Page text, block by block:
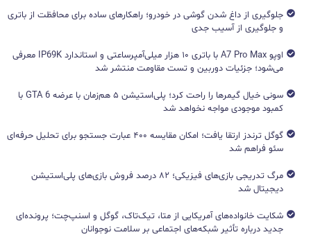
جلوگیری از داغ شدن گوشی در خودرو؛ راهکارهای ساده برای محافظت از باتری
و جلوگیری از آسیب جدی
اوپو A7 Pro Max با باتری ۱۰ هزار میلی‌آمپرساعتی و استاندارد IP69K معرفی
می‌شود؛ جزئیات دوربین و تست مقاومت منتشر شد
سونی خیال گیمرها را راحت کرد؛ پلی‌استیشن ۵ هم‌زمان با عرضه GTA 6 با
کمبود موجودی مواجه نخواهد شد
گوگل ترندز ارتقا یافت؛ امکان مقایسه ۴۰۰ عبارت جستجو برای تحلیل حرفه‌ای
سئو فراهم شد
مرگ تدریجی بازی‌های فیزیکی؛ ۸۲ درصد فروش بازی‌های پلی‌استیشن
دیجیتال شد
شکایت خانواده‌های آمریکایی از متا، تیک‌تاک، گوگل و اسنپ‌چت؛ پرونده‌ای
جدید درباره تأثیر شبکه‌های اجتماعی بر سلامت نوجوانان